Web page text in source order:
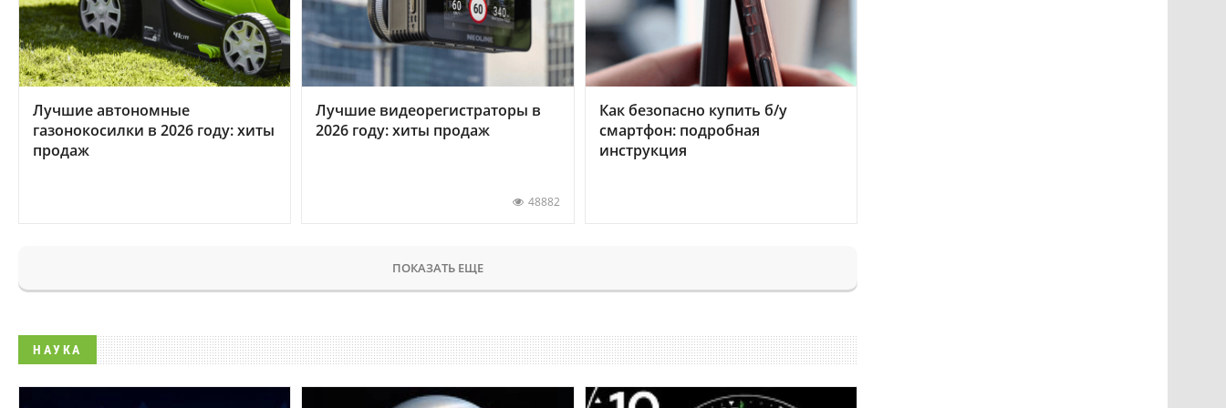
Лучшие автономные
газонокосилки в 2026 году: хиты
продаж
Лучшие видеорегистраторы в
2026 году: хиты продаж
48882
Как безопасно купить б/у
смартфон: подробная
инструкция
ПОКАЗАТЬ ЕЩЕ
НАУКА